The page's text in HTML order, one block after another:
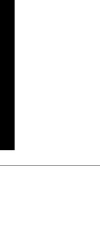
Mitarbeiter, modernste
Sorgfalt und